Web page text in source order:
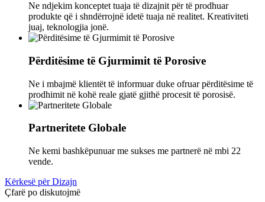
Ne ndjekim konceptet tuaja të dizajnit për të prodhuar
produkte që i shndërrojnë idetë tuaja në realitet. Kreativiteti
juaj, teknologjia jonë.
Përditësime të Gjurmimit të Porosive
Ne i mbajmë klientët të informuar duke ofruar përditësime të
prodhimit në kohë reale gjatë gjithë procesit të porosisë.
Partneritete Globale
Ne kemi bashkëpunuar me sukses me partnerë në mbi 22
vende.
Kërkesë për Dizajn
Çfarë po diskutojmë